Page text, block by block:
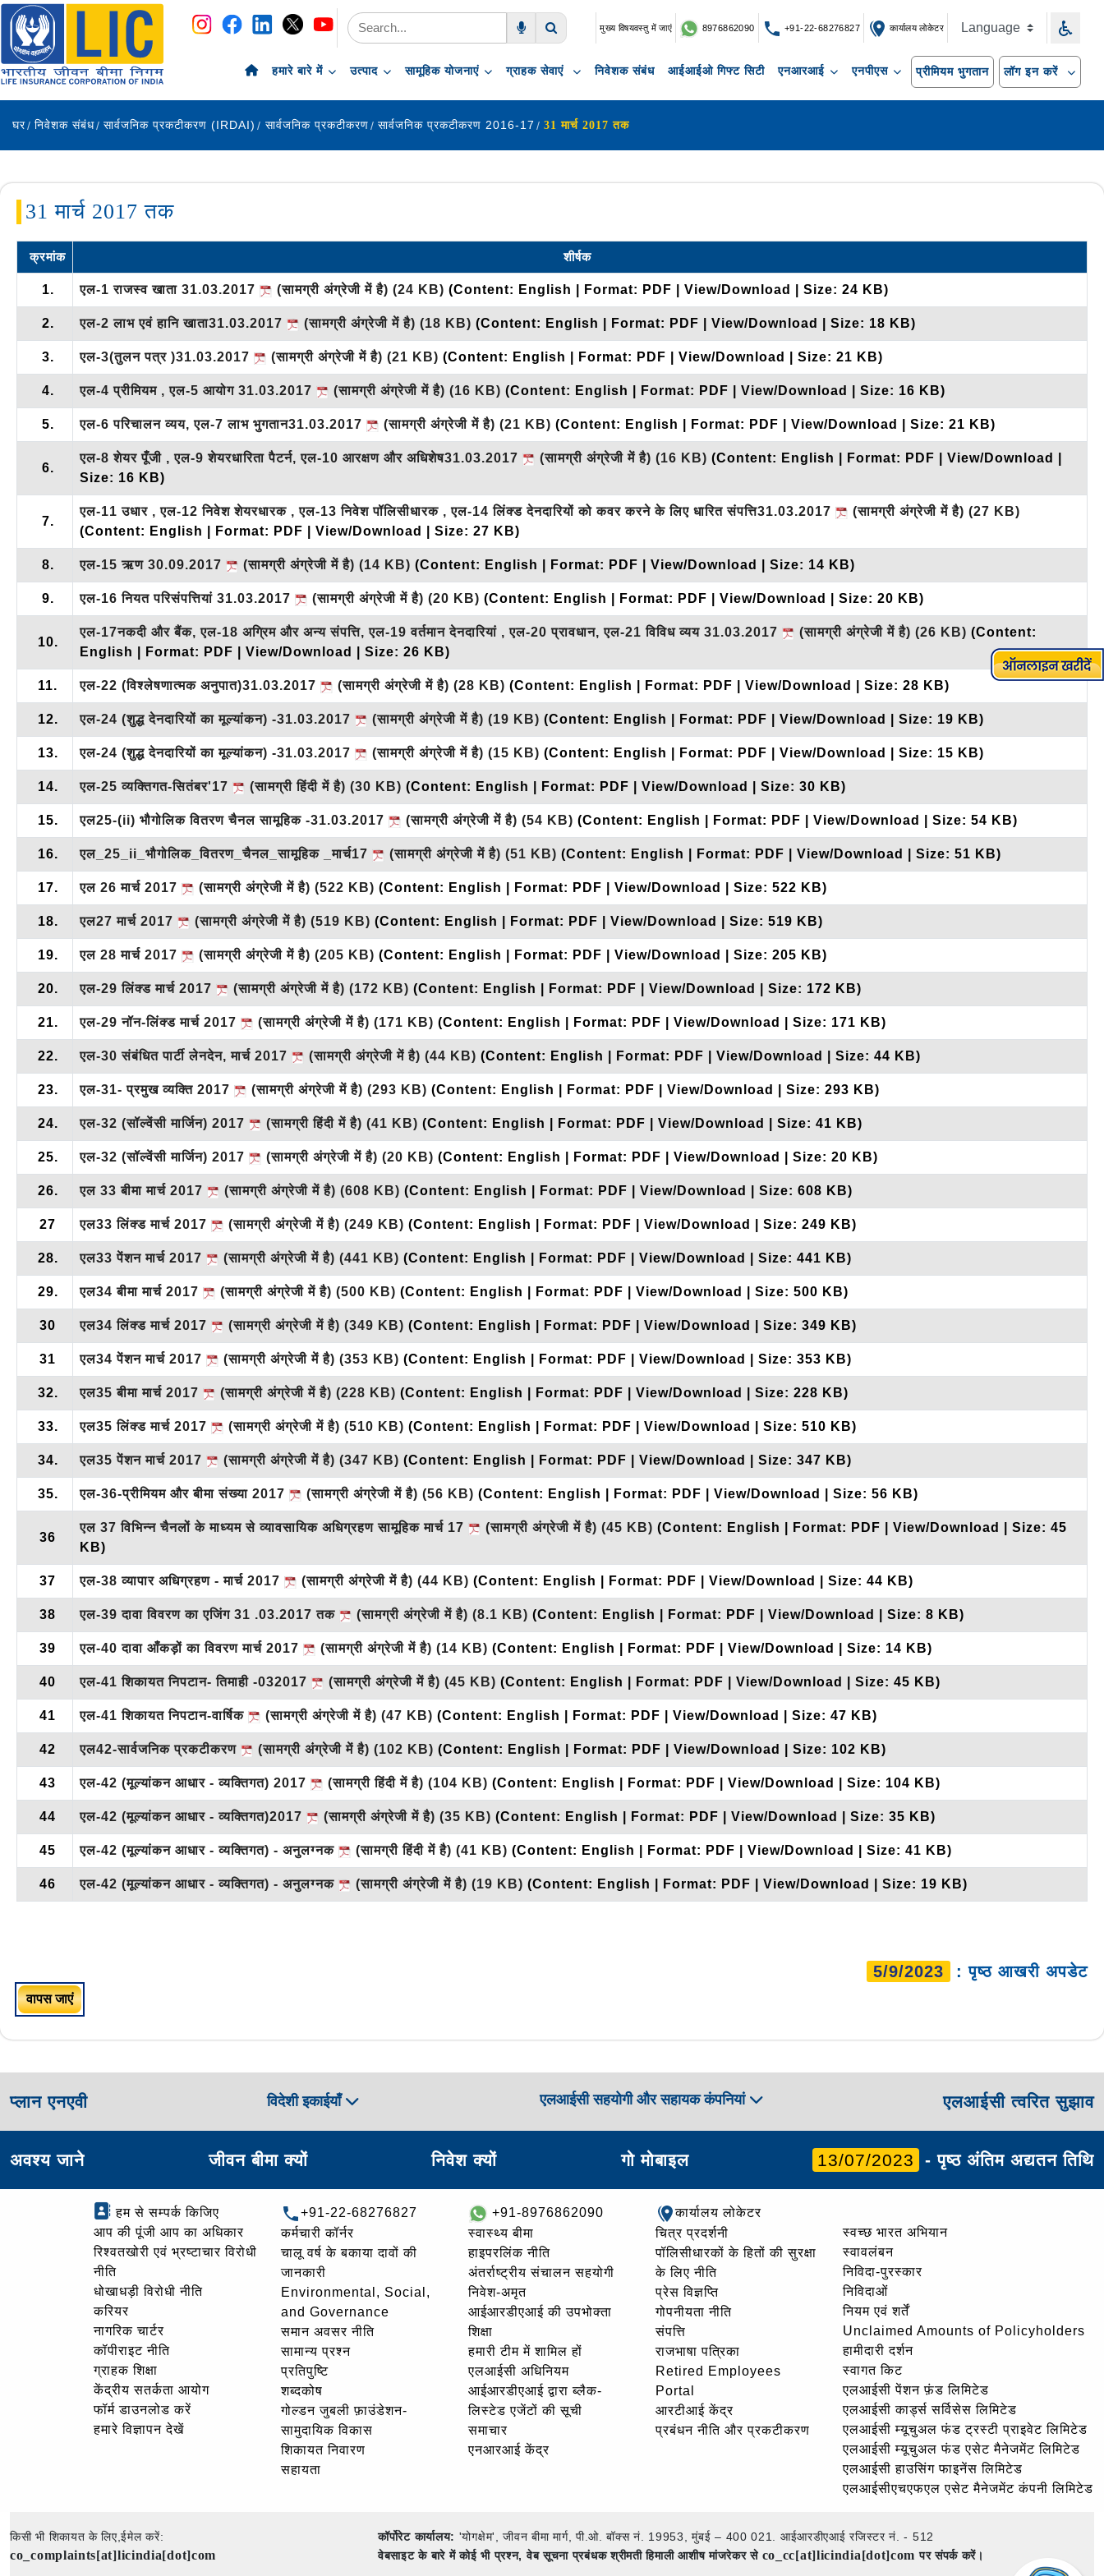
नेविगेशन
सामग्री पर छोड़ें
मुख्य विषयवस्तु में जाएं 8976862090 +91-22-68276827 कार्यालय लोकेटर
हमारे बारे में उत्पाद सामूहिक योजनाएं ग्राहक सेवाएं निवेशक संबंध आईआईओ गिफ्ट सिटी एनआरआई एनपीएस प्रीमियम भुगतान लॉग इन करें
घर निवेशक संबंध सार्वजनिक प्रकटीकरण (IRDAI) सार्वजनिक प्रकटीकरण सार्वजनिक प्रकटीकरण 2016-17 31 मार्च 2017 तक
31 मार्च 2017 तक
क्रमांक शीर्षक
1. एल-1 राजस्व खाता 31.03.2017 (सामग्री अंग्रेजी में है) (24 KB) (Content: English | Format: PDF | View/Download | Size: 24 KB)
2. एल-2 लाभ एवं हानि खाता31.03.2017 (सामग्री अंग्रेजी में है) (18 KB) (Content: English | Format: PDF | View/Download | Size: 18 KB)
3. एल-3(तुलन पत्र )31.03.2017 (सामग्री अंग्रेजी में है) (21 KB) (Content: English | Format: PDF | View/Download | Size: 21 KB)
4. एल-4 प्रीमियम , एल-5 आयोग 31.03.2017 (सामग्री अंग्रेजी में है) (16 KB) (Content: English | Format: PDF | View/Download | Size: 16 KB)
5. एल-6 परिचालन व्यय, एल-7 लाभ भुगतान31.03.2017 (सामग्री अंग्रेजी में है) (21 KB) (Content: English | Format: PDF | View/Download | Size: 21 KB)
6.
एल-8 शेयर पूँजी , एल-9 शेयरधारिता पैटर्न, एल-10 आरक्षण और अधिशेष31.03.2017 (सामग्री अंग्रेजी में है) (16 KB) (Content: English | Format: PDF | View/Download |
Size: 16 KB)
7.
एल-11 उधार , एल-12 निवेश शेयरधारक , एल-13 निवेश पॉलिसीधारक , एल-14 लिंक्ड देनदारियों को कवर करने के लिए धारित संपत्ति31.03.2017 (सामग्री अंग्रेजी में है) (27 KB)
(Content: English | Format: PDF | View/Download | Size: 27 KB)
8. एल-15 ऋण 30.09.2017 (सामग्री अंग्रेजी में है) (14 KB) (Content: English | Format: PDF | View/Download | Size: 14 KB)
9. एल-16 नियत परिसंपत्तियां 31.03.2017 (सामग्री अंग्रेजी में है) (20 KB) (Content: English | Format: PDF | View/Download | Size: 20 KB)
10.
एल-17नकदी और बैंक, एल-18 अग्रिम और अन्य संपत्ति, एल-19 वर्तमान देनदारियां , एल-20 प्रावधान, एल-21 विविध व्यय 31.03.2017 (सामग्री अंग्रेजी में है) (26 KB) (Content:
English | Format: PDF | View/Download | Size: 26 KB)
11. एल-22 (विश्लेषणात्मक अनुपात)31.03.2017 (सामग्री अंग्रेजी में है) (28 KB) (Content: English | Format: PDF | View/Download | Size: 28 KB)
12. एल-24 (शुद्ध देनदारियों का मूल्यांकन) -31.03.2017 (सामग्री अंग्रेजी में है) (19 KB) (Content: English | Format: PDF | View/Download | Size: 19 KB)
13. एल-24 (शुद्ध देनदारियों का मूल्यांकन) -31.03.2017 (सामग्री अंग्रेजी में है) (15 KB) (Content: English | Format: PDF | View/Download | Size: 15 KB)
14. एल-25 व्यक्तिगत-सितंबर'17 (सामग्री हिंदी में है) (30 KB) (Content: English | Format: PDF | View/Download | Size: 30 KB)
15. एल25-(ii) भौगोलिक वितरण चैनल सामूहिक -31.03.2017 (सामग्री अंग्रेजी में है) (54 KB) (Content: English | Format: PDF | View/Download | Size: 54 KB)
16. एल_25_ii_भौगोलिक_वितरण_चैनल_सामूहिक _मार्च17 (सामग्री अंग्रेजी में है) (51 KB) (Content: English | Format: PDF | View/Download | Size: 51 KB)
17. एल 26 मार्च 2017 (सामग्री अंग्रेजी में है) (522 KB) (Content: English | Format: PDF | View/Download | Size: 522 KB)
18. एल27 मार्च 2017 (सामग्री अंग्रेजी में है) (519 KB) (Content: English | Format: PDF | View/Download | Size: 519 KB)
19. एल 28 मार्च 2017 (सामग्री अंग्रेजी में है) (205 KB) (Content: English | Format: PDF | View/Download | Size: 205 KB)
20. एल-29 लिंक्ड मार्च 2017 (सामग्री अंग्रेजी में है) (172 KB) (Content: English | Format: PDF | View/Download | Size: 172 KB)
21. एल-29 नॉन-लिंक्ड मार्च 2017 (सामग्री अंग्रेजी में है) (171 KB) (Content: English | Format: PDF | View/Download | Size: 171 KB)
22. एल-30 संबंधित पार्टी लेनदेन, मार्च 2017 (सामग्री अंग्रेजी में है) (44 KB) (Content: English | Format: PDF | View/Download | Size: 44 KB)
23. एल-31- प्रमुख व्यक्ति 2017 (सामग्री अंग्रेजी में है) (293 KB) (Content: English | Format: PDF | View/Download | Size: 293 KB)
24. एल-32 (सॉल्वेंसी मार्जिन) 2017 (सामग्री हिंदी में है) (41 KB) (Content: English | Format: PDF | View/Download | Size: 41 KB)
25. एल-32 (सॉल्वेंसी मार्जिन) 2017 (सामग्री अंग्रेजी में है) (20 KB) (Content: English | Format: PDF | View/Download | Size: 20 KB)
26. एल 33 बीमा मार्च 2017 (सामग्री अंग्रेजी में है) (608 KB) (Content: English | Format: PDF | View/Download | Size: 608 KB)
27 एल33 लिंक्ड मार्च 2017 (सामग्री अंग्रेजी में है) (249 KB) (Content: English | Format: PDF | View/Download | Size: 249 KB)
28. एल33 पेंशन मार्च 2017 (सामग्री अंग्रेजी में है) (441 KB) (Content: English | Format: PDF | View/Download | Size: 441 KB)
29. एल34 बीमा मार्च 2017 (सामग्री अंग्रेजी में है) (500 KB) (Content: English | Format: PDF | View/Download | Size: 500 KB)
30 एल34 लिंक्ड मार्च 2017 (सामग्री अंग्रेजी में है) (349 KB) (Content: English | Format: PDF | View/Download | Size: 349 KB)
31 एल34 पेंशन मार्च 2017 (सामग्री अंग्रेजी में है) (353 KB) (Content: English | Format: PDF | View/Download | Size: 353 KB)
32. एल35 बीमा मार्च 2017 (सामग्री अंग्रेजी में है) (228 KB) (Content: English | Format: PDF | View/Download | Size: 228 KB)
33. एल35 लिंक्ड मार्च 2017 (सामग्री अंग्रेजी में है) (510 KB) (Content: English | Format: PDF | View/Download | Size: 510 KB)
34. एल35 पेंशन मार्च 2017 (सामग्री अंग्रेजी में है) (347 KB) (Content: English | Format: PDF | View/Download | Size: 347 KB)
35. एल-36-प्रीमियम और बीमा संख्या 2017 (सामग्री अंग्रेजी में है) (56 KB) (Content: English | Format: PDF | View/Download | Size: 56 KB)
36
एल 37 विभिन्न चैनलों के माध्यम से व्यावसायिक अधिग्रहण सामूहिक मार्च 17 (सामग्री अंग्रेजी में है) (45 KB) (Content: English | Format: PDF | View/Download | Size: 45
KB)
37 एल-38 व्यापार अधिग्रहण - मार्च 2017 (सामग्री अंग्रेजी में है) (44 KB) (Content: English | Format: PDF | View/Download | Size: 44 KB)
38 एल-39 दावा विवरण का एजिंग 31 .03.2017 तक (सामग्री अंग्रेजी में है) (8.1 KB) (Content: English | Format: PDF | View/Download | Size: 8 KB)
39 एल-40 दावा आँकड़ों का विवरण मार्च 2017 (सामग्री अंग्रेजी में है) (14 KB) (Content: English | Format: PDF | View/Download | Size: 14 KB)
40 एल-41 शिकायत निपटान- तिमाही -032017 (सामग्री अंग्रेजी में है) (45 KB) (Content: English | Format: PDF | View/Download | Size: 45 KB)
41 एल-41 शिकायत निपटान-वार्षिक (सामग्री अंग्रेजी में है) (47 KB) (Content: English | Format: PDF | View/Download | Size: 47 KB)
42 एल42-सार्वजनिक प्रकटीकरण (सामग्री अंग्रेजी में है) (102 KB) (Content: English | Format: PDF | View/Download | Size: 102 KB)
43 एल-42 (मूल्यांकन आधार - व्यक्तिगत) 2017 (सामग्री हिंदी में है) (104 KB) (Content: English | Format: PDF | View/Download | Size: 104 KB)
44 एल-42 (मूल्यांकन आधार - व्यक्तिगत)2017 (सामग्री अंग्रेजी में है) (35 KB) (Content: English | Format: PDF | View/Download | Size: 35 KB)
45 एल-42 (मूल्यांकन आधार - व्यक्तिगत) - अनुलग्नक (सामग्री हिंदी में है) (41 KB) (Content: English | Format: PDF | View/Download | Size: 41 KB)
46 एल-42 (मूल्यांकन आधार - व्यक्तिगत) - अनुलग्नक (सामग्री अंग्रेजी में है) (19 KB) (Content: English | Format: PDF | View/Download | Size: 19 KB)
5/9/2023 : पृष्ठ आखरी अपडेट
वापस जाएं
प्लान एनएवी विदेशी इकाईयाँ एलआईसी सहयोगी और सहायक कंपनियां एलआईसी त्वरित सुझाव
अवश्य जाने जीवन बीमा क्यों निवेश क्यों गो मोबाइल 13/07/2023 - पृष्ठ अंतिम अद्यतन तिथि
हम से सम्पर्क किजिए
आप की पूंजी आप का अधिकार
रिश्वतखोरी एवं भ्रष्टाचार विरोधी
नीति
धोखाधड़ी विरोधी नीति
करियर
नागरिक चार्टर
कॉपीराइट नीति
ग्राहक शिक्षा
केंद्रीय सतर्कता आयोग
फॉर्म डाउनलोड करें
हमारे विज्ञापन देखें
+91-22-68276827
कर्मचारी कॉर्नर
चालू वर्ष के बकाया दावों की
जानकारी
Environmental, Social,
and Governance
समान अवसर नीति
सामान्य प्रश्न
प्रतिपुष्टि
शब्दकोष
गोल्‍डन जुबली फ़ाउंडेशन-
सामुदायिक विकास
शिकायत निवारण
सहायता
+91-8976862090
स्वास्थ्य बीमा
हाइपरलिंक नीति
अंतर्राष्ट्रीय संचालन सहयोगी
निवेश-अमृत
आईआरडीएआई की उपभोक्ता
शिक्षा
हमारी टीम में शामिल हों
एलआईसी अधिनियम
आईआरडीएआई द्वारा ब्लैक-
लिस्टेड एजेंटों की सूची
समाचार
एनआरआई केंद्र
कार्यालय लोकेटर
चित्र प्रदर्शनी
पॉलिसीधारकों के हितों की सुरक्षा
के लिए नीति
प्रेस विज्ञप्ति
गोपनीयता नीति
संपत्ति
राजभाषा पत्रिका
Retired Employees
Portal
आरटीआई केंद्र
प्रबंधन नीति और प्रकटीकरण
स्वच्छ भारत अभियान
स्वावलंबन
निविदा-पुरस्कार
निविदाओं
नियम एवं शर्तें
Unclaimed Amounts of Policyholders
हामीदारी दर्शन
स्वागत किट
एलआईसी पेंशन फ़ंड लिमिटेड
एलआईसी कार्ड्स सर्विसेस लिमिटेड
एलआईसी म्यूचुअल फंड ट्रस्टी प्राइवेट लिमिटेड
एलआईसी म्यूचुअल फंड एसेट मैनेजमेंट लिमिटेड
एलआईसी हाउसिंग फाइनेंस लिमिटेड
एलआईसीएचएफएल एसेट मैनेजमेंट कंपनी लिमिटेड
किसी भी शिकायत के लिए,ईमेल करें:
co_complaints[at]licindia[dot]com
कॉर्पोरेट कार्यालय: 'योगक्षेम', जीवन बीमा मार्ग, पी.ओ. बॉक्स नं. 19953, मुंबई – 400 021. आईआरडीएआई रजिस्टर नं. - 512
वेबसाइट के बारे में कोई भी प्रश्न, वेब सूचना प्रबंधक श्रीमती हिमाली आशीष मांजरेकर से co_cc[at]licindia[dot]comपर संपर्क करें।